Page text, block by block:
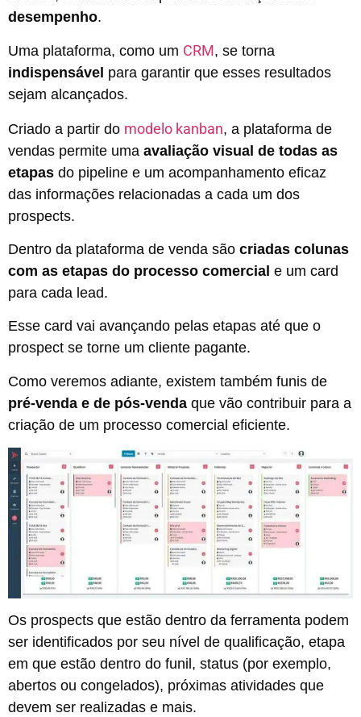
desempenho.
Uma plataforma, como um CRM, se torna
indispensável para garantir que esses resultados
sejam alcançados.
Criado a partir do modelo kanban, a plataforma de
vendas permite uma avaliação visual de todas as
etapas do pipeline e um acompanhamento eficaz
das informações relacionadas a cada um dos
prospects.
Dentro da plataforma de venda são criadas colunas
com as etapas do processo comercial e um card
para cada lead.
Esse card vai avançando pelas etapas até que o
prospect se torne um cliente pagante.
Como veremos adiante, existem também funis de
pré-venda e de pós-venda que vão contribuir para a
criação de um processo comercial eficiente.
Os prospects que estão dentro da ferramenta podem
ser identificados por seu nível de qualificação, etapa
em que estão dentro do funil, status (por exemplo,
abertos ou congelados), próximas atividades que
devem ser realizadas e mais.